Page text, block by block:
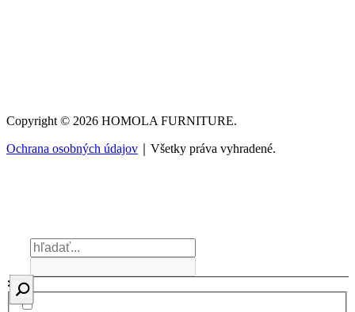
Copyright © 2026 HOMOLA FURNITURE.
Ochrana osobných údajov ｜Všetky práva vyhradené.